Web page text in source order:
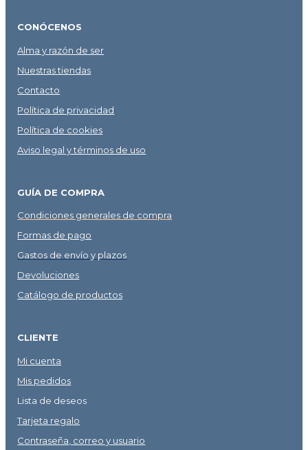
CONÓCENOS
Alma y razón de ser
Nuestras tiendas
Contacto
Política de privacidad
Política de cookies
Aviso legal y términos de uso
GUÍA DE COMPRA
Condiciones generales de compra
Formas de pago
Gastos de envío y plazos
Devoluciones
Catálogo de productos
CLIENTE
Mi cuenta
Mis pedidos
Lista de deseos
Tarjeta regalo
Contraseña, correo y usuario